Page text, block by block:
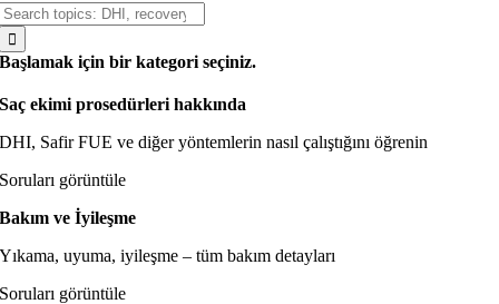
Başlamak için bir kategori seçiniz.
Saç ekimi prosedürleri hakkında
DHI, Safir FUE ve diğer yöntemlerin nasıl çalıştığını öğrenin
Soruları görüntüle
Bakım ve İyileşme
Yıkama, uyuma, iyileşme – tüm bakım detayları
Soruları görüntüle